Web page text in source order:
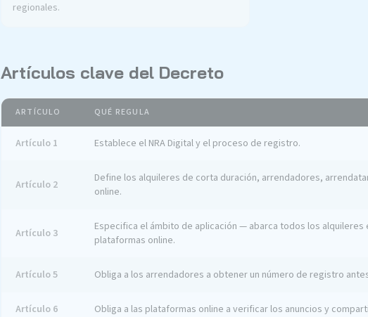
regionales.
Artículos clave del Decreto
ARTÍCULO QUÉ REGULA
Artículo 1 Establece el NRA Digital y el proceso de registro.
Artículo 2
Define los alquileres de corta duración, arrendadores,
online.
Artículo 3
Especifica el ámbito de aplicación — abarca todos los alquileres
plataformas online.
Artículo 5 Obliga a los arrendadores a obtener un número de registro
Artículo 6 Obliga a las plataformas online a verificar los anuncios y